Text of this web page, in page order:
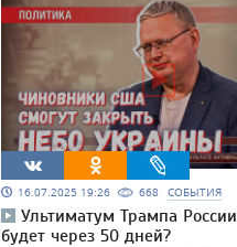
16.07.2025 19:26 668 СОБЫТИЯ
Ультиматум Трампа
будет через 50 дней?